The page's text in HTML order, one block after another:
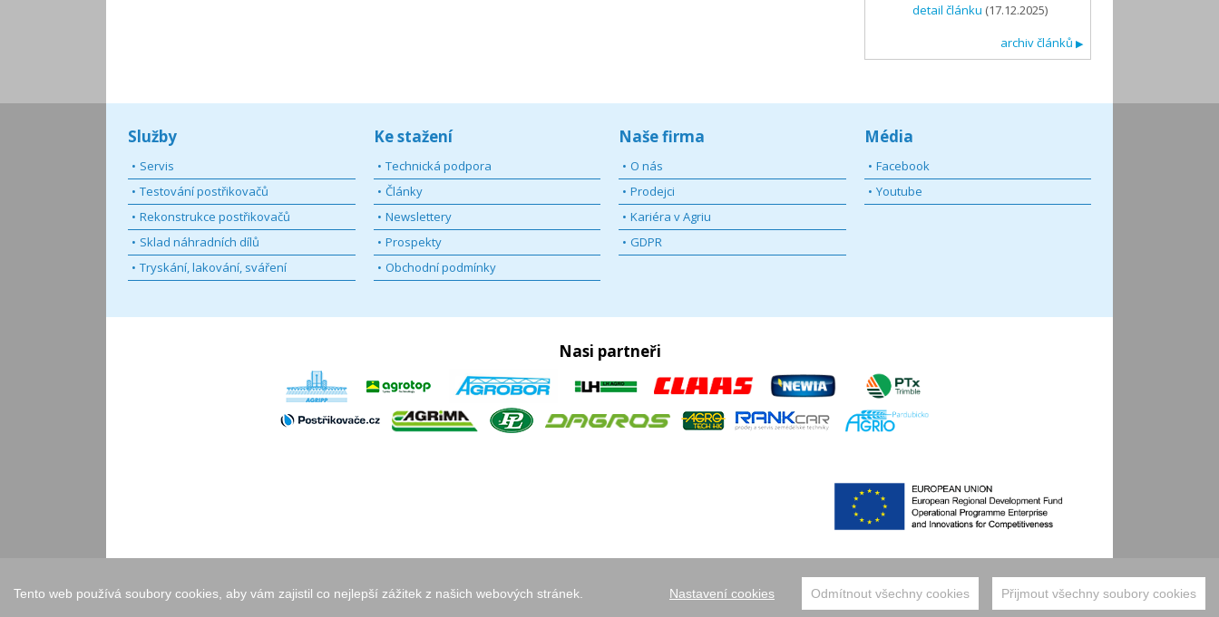
detail článku (17.12.2025)
archiv článků ▶
Služby
Servis
Testování postřikovačů
Rekonstrukce postřikovačů
Sklad náhradních dílů
Tryskání, lakování, sváření
Ke stažení
Technická podpora
Články
Newslettery
Prospekty
Obchodní podmínky
Naše firma
O nás
Prodejci
Kariéra v Agriu
GDPR
Média
Facebook
Youtube
Nasi partneři
úvodní přeskočit nahoru ↑ Nastavení cookies
Copyright © 2005 - 2026 Walk.cz
Tento web používá soubory cookies, aby vám zajistil co nejlepší zážitek z našich webových stránek. Nastavení cookies Odmítnout všechny cookies Přijmout všechny soubory cookies